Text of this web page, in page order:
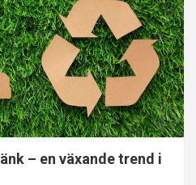
– en växande trend i